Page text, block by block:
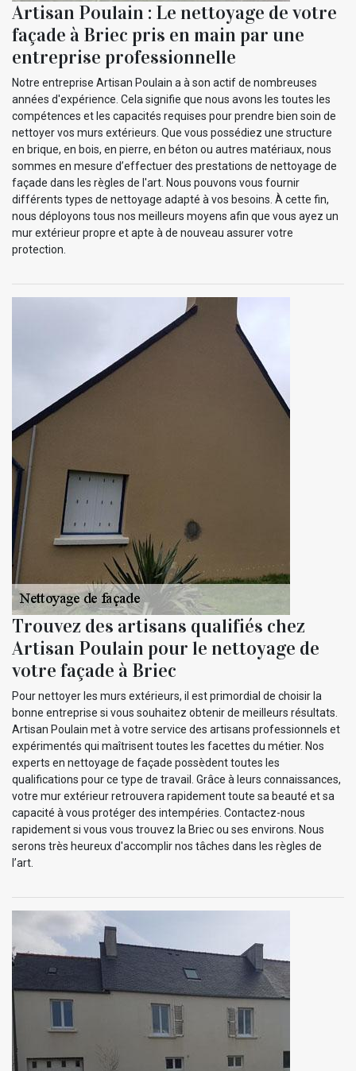
Artisan Poulain : Le nettoyage de votre
façade à Briec pris en main par une
entreprise professionnelle
Notre entreprise Artisan Poulain a à son actif de nombreuses
années d'expérience. Cela signifie que nous avons les toutes les
compétences et les capacités requises pour prendre bien soin de
nettoyer vos murs extérieurs. Que vous possédiez une structure
en brique, en bois, en pierre, en béton ou autres matériaux, nous
sommes en mesure d’effectuer des prestations de nettoyage de
façade dans les règles de l'art. Nous pouvons vous fournir
différents types de nettoyage adapté à vos besoins. À cette fin,
nous déployons tous nos meilleurs moyens afin que vous ayez un
mur extérieur propre et apte à de nouveau assurer votre
protection.
Trouvez des artisans qualifiés chez
Artisan Poulain pour le nettoyage de
votre façade à Briec
Pour nettoyer les murs extérieurs, il est primordial de choisir la
bonne entreprise si vous souhaitez obtenir de meilleurs résultats.
Artisan Poulain met à votre service des artisans professionnels et
expérimentés qui maîtrisent toutes les facettes du métier. Nos
experts en nettoyage de façade possèdent toutes les
qualifications pour ce type de travail. Grâce à leurs connaissances,
votre mur extérieur retrouvera rapidement toute sa beauté et sa
capacité à vous protéger des intempéries. Contactez-nous
rapidement si vous vous trouvez la Briec ou ses environs. Nous
serons très heureux d'accomplir nos tâches dans les règles de
l’art.